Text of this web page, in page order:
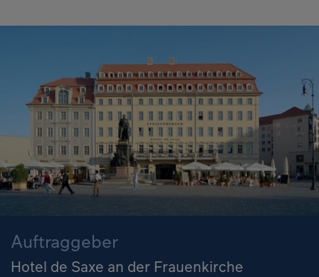
Auftraggeber
Hotel de Saxe an der Frauenkirche